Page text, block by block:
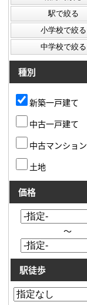
種別
新築一戸建て
中古一戸建て
中古マンション
土地
価格
～
駅徒歩